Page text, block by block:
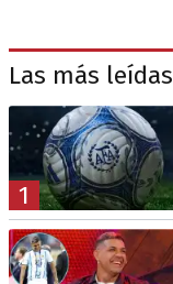
Las más leídas
1